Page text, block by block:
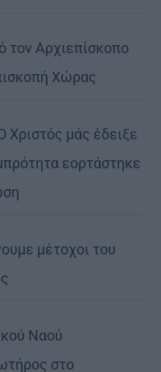
τον Αρχιεπίσκοπο
Χώρας
Χριστός μάς έδειξε
εορτάστηκε
μέτοχοι του
Ναού
στο